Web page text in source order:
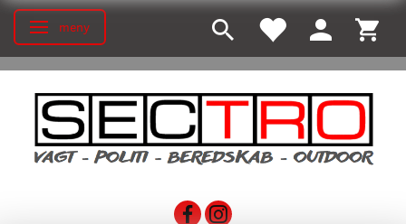
Ändra navigering
meny